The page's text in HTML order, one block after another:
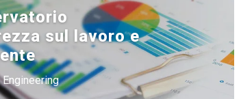
sul lavoro e
Engineering